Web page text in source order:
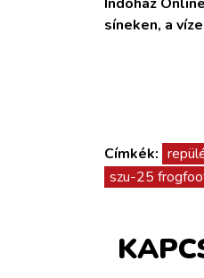
síneken, a
Címkék:
szu-25